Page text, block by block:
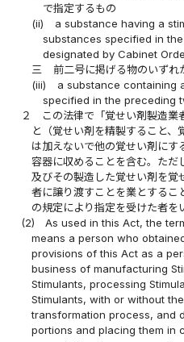
で指定するもの
(ii)
a substance having a
substances specified in
designated by Cabinet
三
前二号に掲げる物のいずれ
(iii)
a substance containing
specified in the preceding
２
この法律で「覚せい剤製造業
と（覚せい剤を精製すること
は加えないで他の覚せい剤にす
容器に収めることを含む。ただ
及びその製造した覚せい剤を覚
者に譲り渡すことを業とするこ
の規定により指定を受けた者を
(2)
As used in this Act, the
means a person who
provisions of this Act as a
business of manufacturing
Stimulants, processing
Stimulants, with or without
transformation process, and
portions and placing them in